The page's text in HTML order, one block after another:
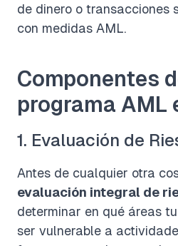
de dinero o transacciones
con medidas AML.
Componentes
programa AML
1. Evaluación de
Antes de cualquier otra
evaluación integral de
determinar en qué áreas
ser vulnerable a